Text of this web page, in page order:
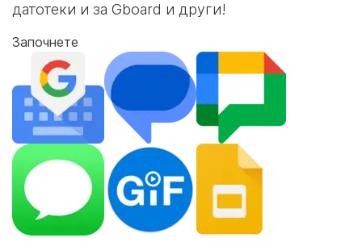
датотеки и за Gboard и други!
Започнете